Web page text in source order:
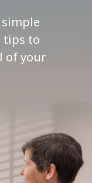
tips to
of your